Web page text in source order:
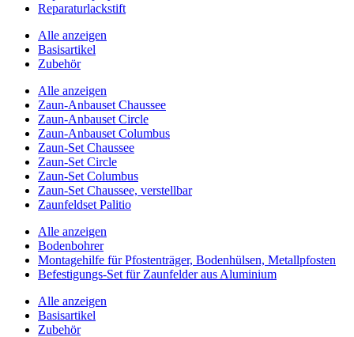
Reparaturlackstift
Alle anzeigen
Basisartikel
Zubehör
Alle anzeigen
Zaun-Anbauset Chaussee
Zaun-Anbauset Circle
Zaun-Anbauset Columbus
Zaun-Set Chaussee
Zaun-Set Circle
Zaun-Set Columbus
Zaun-Set Chaussee, verstellbar
Zaunfeldset Palitio
Alle anzeigen
Bodenbohrer
Montagehilfe für Pfostenträger, Bodenhülsen, Metallpfosten
Befestigungs-Set für Zaunfelder aus Aluminium
Alle anzeigen
Basisartikel
Zubehör